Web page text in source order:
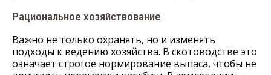
Рациональное хозяйствование
Важно не только охранять, но и изменять
подходы к ведению хозяйства. В скотоводстве это
означает строгое нормирование выпаса, чтобы не